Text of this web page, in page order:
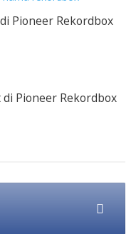
Pioneer Rekordbox
Pioneer Rekordbox